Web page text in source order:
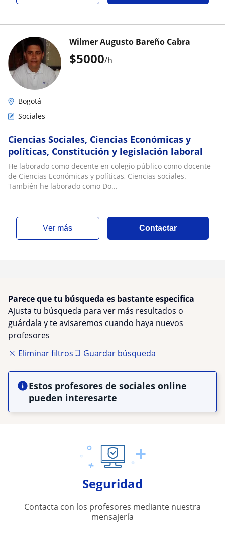
$5000/h
Wilmer Augusto Bareño Cabra
Bogotá
Sociales
Ciencias Sociales, Ciencias Económicas y
políticas, Constitución y legislación laboral
He laborado como decente en colegio público como docente
de Ciencias Económicas y políticas, Ciencias sociales.
También he laborado como Do...
ver más Contactar
Parece que tu búsqueda es bastante especifica
Ajusta tu búsqueda para ver más resultados o
guárdala y te avisaremos cuando haya nuevos
profesores
Eliminar filtros
Guardar búsqueda
Estos profesores de sociales online
pueden interesarte
Seguridad
Contacta con los profesores mediante nuestra
mensajería